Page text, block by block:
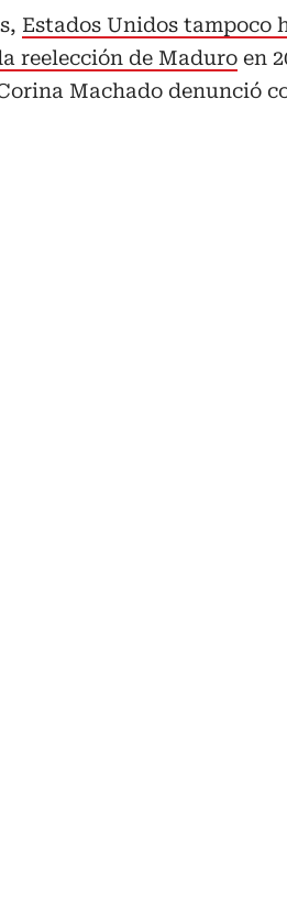
Estados Unidos tampoco
reelección de Maduro en
Machado denunció